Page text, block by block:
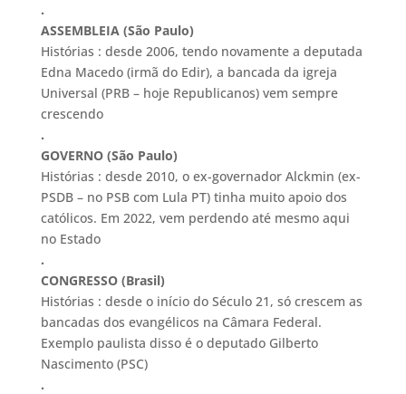
.
ASSEMBLEIA (São Paulo)
Histórias : desde 2006, tendo novamente a deputada
Edna Macedo (irmã do Edir), a bancada da igreja
Universal (PRB – hoje Republicanos) vem sempre
crescendo
.
GOVERNO (São Paulo)
Histórias : desde 2010, o ex-governador Alckmin (ex-
PSDB – no PSB com Lula PT) tinha muito apoio dos
católicos. Em 2022, vem perdendo até mesmo aqui
no Estado
.
CONGRESSO (Brasil)
Histórias : desde o início do Século 21, só crescem as
bancadas dos evangélicos na Câmara Federal.
Exemplo paulista disso é o deputado Gilberto
Nascimento (PSC)
.